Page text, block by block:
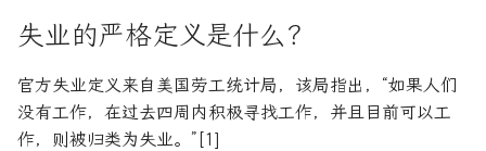
失业的严格定义是什么？
官方失业定义来自美国劳工统计局，该局指出，“如果人们
没有工作，在过去四周内积极寻找工作，并且目前可以工
作，则被归类为失业。”[1]